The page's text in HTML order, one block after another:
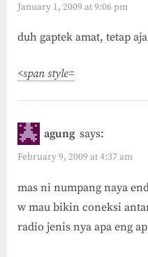
January 1, 2009 at 9:06 pm
duh gaptek amat, tetap
<span style=
agung says:
February 9, 2009 at 4:37 am
mas ni numpang naya
w mau bikin coneksi
radio jenis nya apa eng